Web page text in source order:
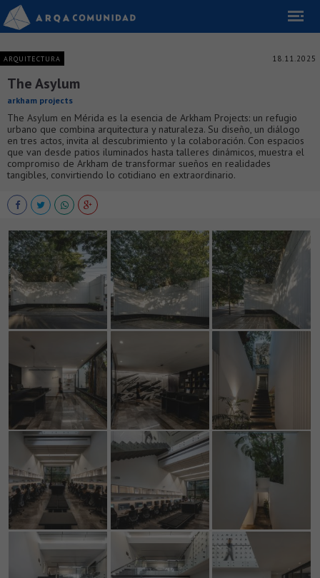
ARQUITECTURA 18.11.2025
The Asylum
arkham projects
The Asylum en Mérida es la esencia de Arkham Projects: un refugio
urbano que combina arquitectura y naturaleza. Su diseño, un diálogo
en tres actos, invita al descubrimiento y la colaboración. Con espacios
que van desde patios iluminados hasta talleres dinámicos, muestra el
compromiso de Arkham de transformar sueños en realidades
tangibles, convirtiendo lo cotidiano en extraordinario.